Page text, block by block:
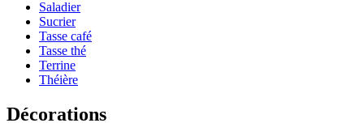
Saladier
Sucrier
Tasse café
Tasse thé
Terrine
Théière
Décorations